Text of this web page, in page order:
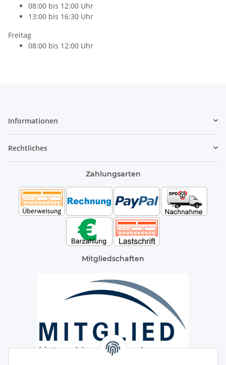
08:00 bis 12:00 Uhr
13:00 bis 16:30 Uhr
Freitag
08:00 bis 12:00 Uhr
Informationen
Rechtliches
Zahlungsarten
Mitgliedschaften